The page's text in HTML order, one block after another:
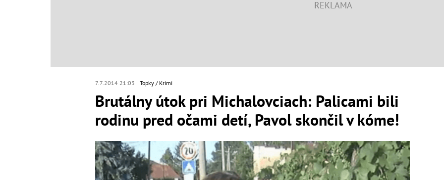
7.7.2014 21:03 Topky Krimi
Brutálny útok pri Michalovciach: Palicami bili
rodinu pred očami detí, Pavol skončil v kóme!